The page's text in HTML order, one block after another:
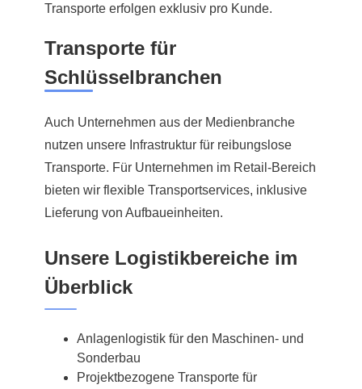
Transporte erfolgen exklusiv pro Kunde.
Transporte für
Schlüsselbranchen
Auch Unternehmen aus der Medienbranche
nutzen unsere Infrastruktur für reibungslose
Transporte. Für Unternehmen im Retail-Bereich
bieten wir flexible Transportservices, inklusive
Lieferung von Aufbaueinheiten.
Unsere Logistikbereiche im
Überblick
Anlagenlogistik für den Maschinen- und
Sonderbau
Projektbezogene Transporte für